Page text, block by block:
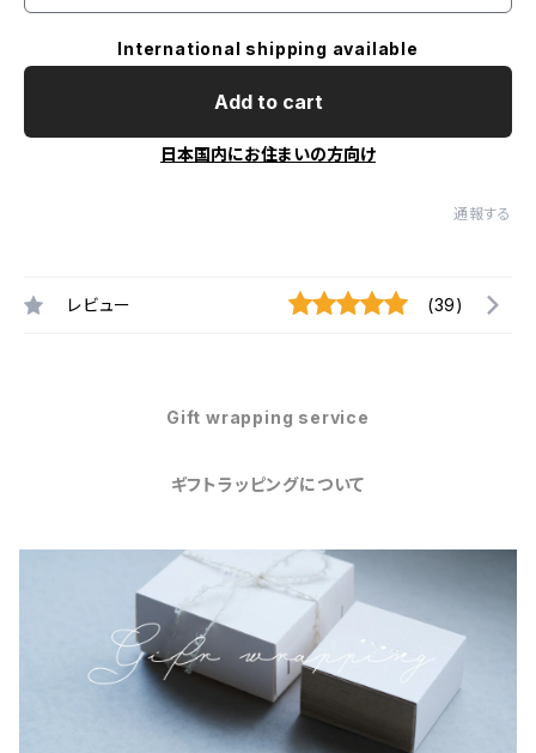
International shipping available
Add to cart
日本国内にお住まいの方向け
通報する
レビュー (39)
Gift wrapping service
ギフトラッピングについて